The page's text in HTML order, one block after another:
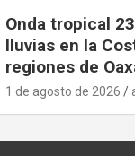
Onda tropical
lluvias en la
regiones de
1 de agosto de 2026